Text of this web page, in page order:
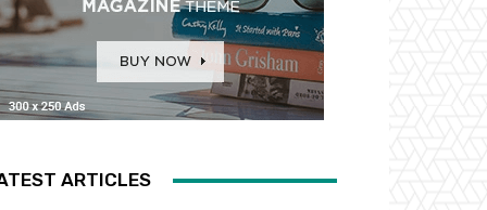
ARTICLES